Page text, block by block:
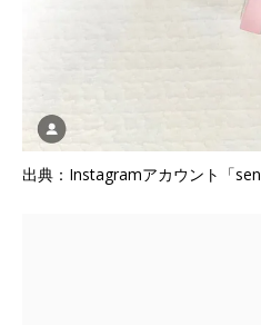
出典：Instagramアカウント「